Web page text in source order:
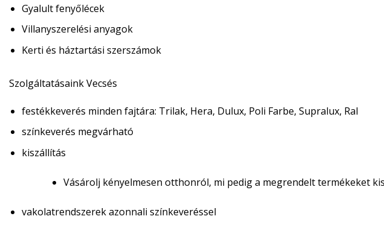
Gyalult fenyőlécek
Villanyszerelési anyagok
Kerti és háztartási szerszámok
Szolgáltatásaink Vecsés
festékkeverés minden fajtára: Trilak, Hera, Dulux, Poli Farbe, Supralux, Ral
színkeverés megvárható
kiszállítás
Vásárolj kényelmesen otthonról, mi pedig a megrendelt termékeket
vakolatrendszerek azonnali színkeveréssel